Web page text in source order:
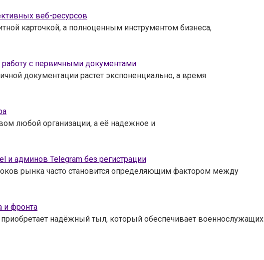
веб-ресурсов
карточкой, а полноценным инструментом бизнеса,
с первичными документами
документации растет экспоненциально, а время
любой организации, а её надежное и
и админов Telegram без регистрации
рынка часто становится определяющим фактором между
и фронта
надёжный тыл, который обеспечивает военнослужащих